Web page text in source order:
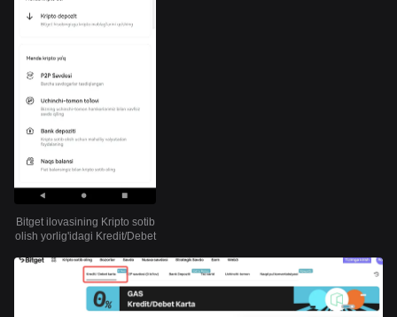
Bitget ilovasining Kripto sotib
olish yorlig'idagi Kredit/Debet